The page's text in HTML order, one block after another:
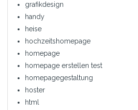
grafikdesign
handy
heise
hochzeitshomepage
homepage
homepage erstellen test
homepagegestaltung
hoster
html